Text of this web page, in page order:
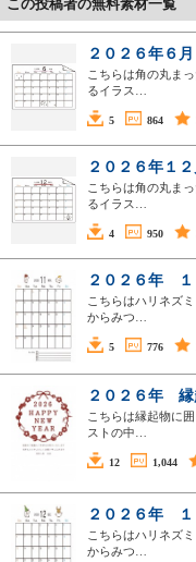
この投稿者の無料素材一覧
２０２６年６
こちらは角の丸ま
るイラス…
5 864
２０２６年１
こちらは角の丸ま
るイラス…
4 950
２０２６年
こちらはハリネズ
からみつ…
5 776
２０２６年
こちらは縁起物に
ストの中…
12 1,044
２０２６年
こちらはハリネズ
からみつ…